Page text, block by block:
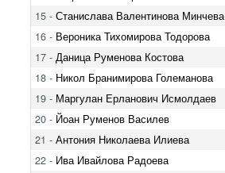
15 - Станислава Валентинова Минчева
16 - Вероника Тихомирова Тодорова
17 - Даница Руменова Костова
18 - Никол Бранимирова Големанова
19 - Маргулан Ерланович Исмолдаев
20 - Йоан Руменов Василев
21 - Антония Николаева Илиева
22 - Ива Ивайлова Радоева